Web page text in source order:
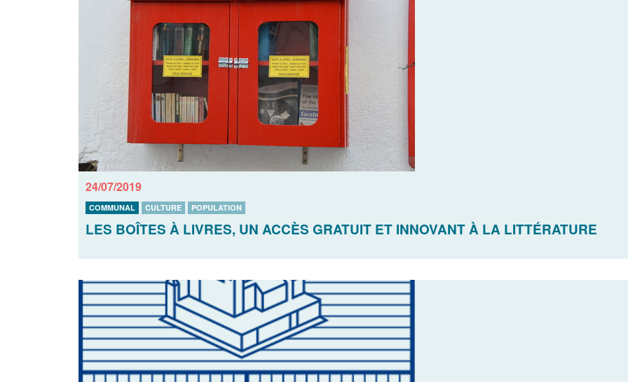
24/07/2019
COMMUNAL CULTURE POPULATION
LES BOÎTES À LIVRES, UN ACCÈS GRATUIT ET INNOVANT À LA LITTÉRATURE